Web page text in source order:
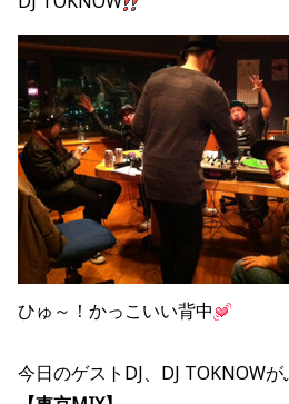
ひゅ～！かっこいい背中
今日のゲストDJ、DJ TOKNOW